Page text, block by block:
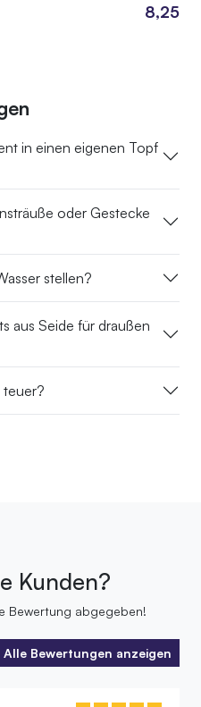
8,25
in einen eigenen Topf
oder Gestecke
stellen?
aus Seide für draußen
teuer?
Kunden?
Bewertung abgegeben!
Alle Bewertungen anzeigen
Alle Bewertungen anzeigen